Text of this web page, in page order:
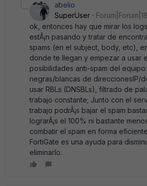
abelio
SuperUser
ok, entonces hay que mirar los
estÃ¡n pasando y tratar de
spams (en el subject, body, etc),
donde te llegan y empezar a usar
posibilidades anti-spam del
negras/blancas de direccionesIP/
usar RBLs (DNSBLs), filtrado de
trabajo constante; Junto con el
trabajo podrÃ¡s bajar el spam
lograrÃ¡s el 100% ni bastante
combatir el spam en forma
FortiGate es una ayuda para
eliminarlo.